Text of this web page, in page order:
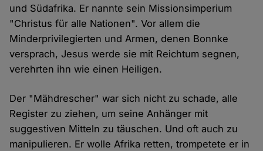
und Südafrika. Er nannte sein Missionsimperium
"Christus für alle Nationen". Vor allem die
Minderprivilegierten und Armen, denen Bonnke
versprach, Jesus werde sie mit Reichtum segnen,
verehrten ihn wie einen Heiligen.
Der "Mähdrescher" war sich nicht zu schade, alle
Register zu ziehen, um seine Anhänger mit
suggestiven Mitteln zu täuschen. Und oft auch zu
manipulieren. Er wolle Afrika retten, trompetete er in